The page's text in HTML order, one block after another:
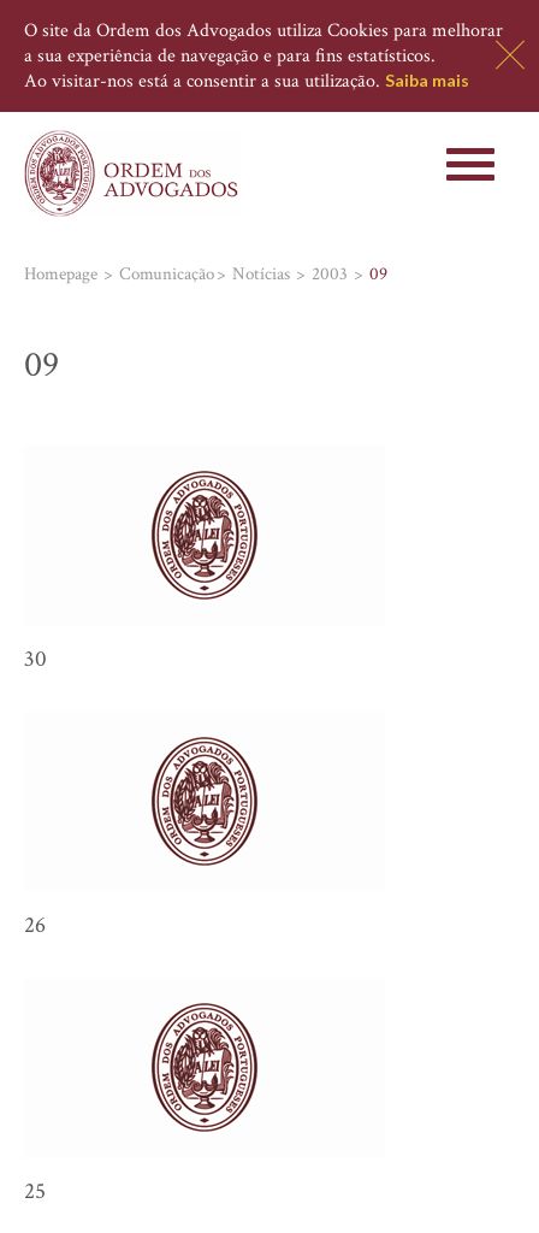
O site da Ordem dos Advogados utiliza Cookies para melhorar
a sua experiência de navegação e para fins estatísticos.
Ao visitar-nos está a consentir a sua utilização. Saiba mais
Toggle
Homepage Comunicação Notícias 2003 09
09
30
26
25